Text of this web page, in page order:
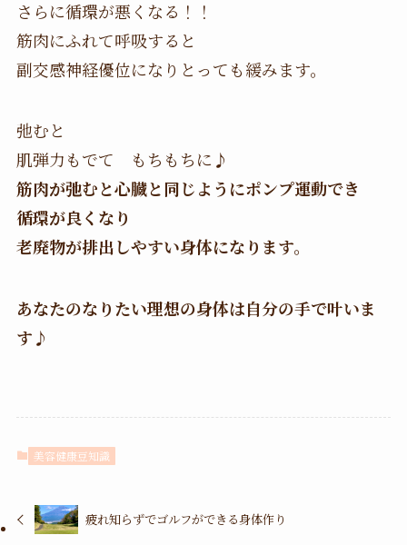
さらに循環が悪くなる！！
筋肉にふれて呼吸すると
副交感神経優位になりとっても緩みます。
弛むと
肌弾力もでて もちもちに♪
筋肉が弛むと心臓と同じようにポンプ運動でき
循環が良くなり
老廃物が排出しやすい身体になります。
あなたのなりたい理想の身体は自分の手で叶いま
す♪
美容健康豆知識
疲れ知らずでゴルフができる身体作り